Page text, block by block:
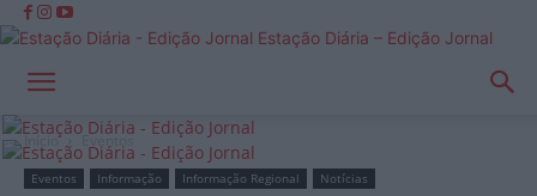
Estação Diária – Edição Jornal
Início Eventos
Eventos Informação Informação Regional Notícias